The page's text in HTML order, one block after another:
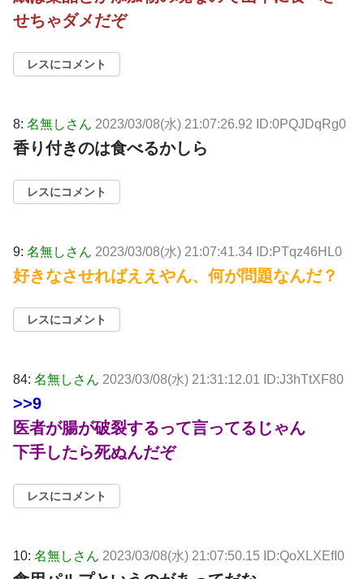
せちゃダメだぞ
レスにコメント
8: 名無しさん 2023/03/08(水) 21:07:26.92 ID:0PQJDqRg0
香り付きのは食べるかしら
レスにコメント
9: 名無しさん 2023/03/08(水) 21:07:41.34 ID:PTqz46HL0
好きなさせればええやん、何が問題なんだ？
レスにコメント
84: 名無しさん 2023/03/08(水) 21:31:12.01 ID:J3hTtXF80
>>9
医者が腸が破裂するって言ってるじゃん
下手したら死ぬんだぞ
レスにコメント
10: 名無しさん 2023/03/08(水) 21:07:50.15 ID:QoXLXEfI0